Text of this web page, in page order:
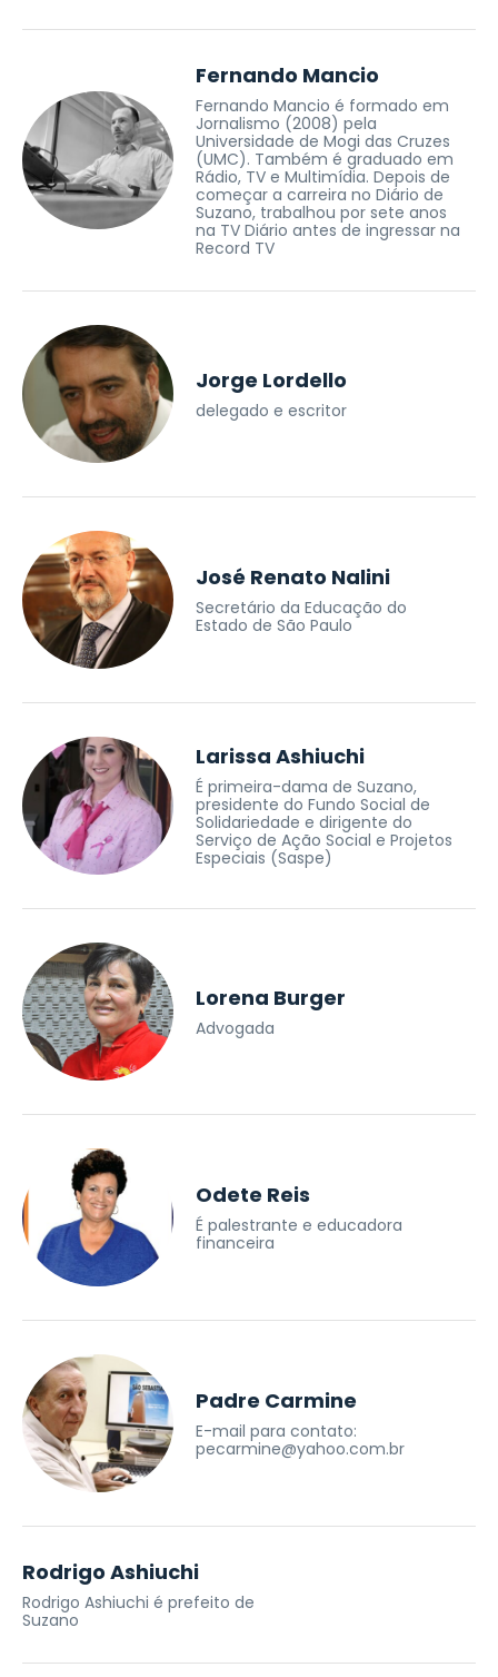
Fernando Mancio
Fernando Mancio é formado em
Jornalismo (2008) pela
Universidade de Mogi das Cruzes
(UMC). Também é graduado em
Rádio, TV e Multimídia. Depois de
começar a carreira no Diário de
Suzano, trabalhou por sete anos
na TV Diário antes de ingressar na
Record TV
Jorge Lordello
delegado e escritor
José Renato Nalini
Secretário da Educação do
Estado de São Paulo
Larissa Ashiuchi
É primeira-dama de Suzano,
presidente do Fundo Social de
Solidariedade e dirigente do
Serviço de Ação Social e Projetos
Especiais (Saspe)
Lorena Burger
Advogada
Odete Reis
É palestrante e educadora
financeira
Padre Carmine
E-mail para contato:
pecarmine@yahoo.com.br
Rodrigo Ashiuchi
Rodrigo Ashiuchi é prefeito de
Suzano